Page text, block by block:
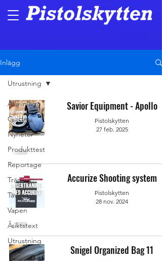
Inlägg
Alla inlägg
Guide
Nyheter
Produkttest
Reportage
Träning
Tävling
Vapen
Åsiktstext
Utrustning
Utrustning
Savior Equipment - Apollo
Pistolskytten
27 feb. 2025
Accurize Shooting system
Pistolskytten
28 nov. 2024
Snigel Organized Bag 11